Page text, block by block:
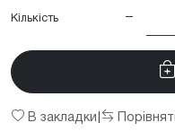
Кількість
В закладки